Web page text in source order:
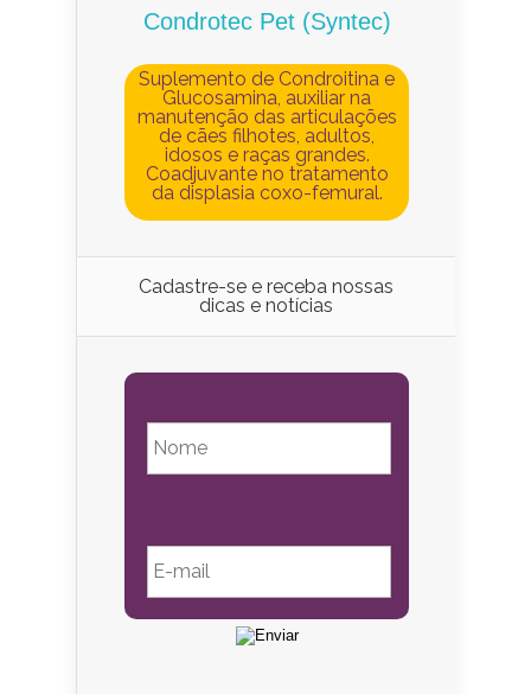
Condrotec Pet (Syntec)
Suplemento de Condroitina e
Glucosamina, auxiliar na
manutenção das articulações
de cães filhotes, adultos,
idosos e raças grandes.
Coadjuvante no tratamento
da displasia coxo-femural.
Cadastre-se e receba nossas
dicas e notícias